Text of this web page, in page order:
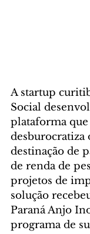
A startup
Social
plataforma
desburocratiza
destinação de
de renda de
projetos de
solução
Paraná Anjo
programa de